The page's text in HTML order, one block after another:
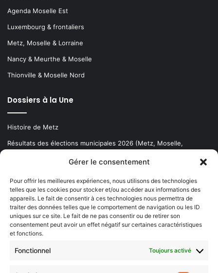
Gérer le consentement
Pour offrir les meilleures expériences, nous utilisons des technologies
telles que les cookies pour stocker et/ou accéder aux informations des
appareils. Le fait de consentir à ces technologies nous permettra de
traiter des données telles que le comportement de navigation ou les ID
uniques sur ce site. Le fait de ne pas consentir ou de retirer son
consentement peut avoir un effet négatif sur certaines caractéristiques
et fonctions.
Fonctionnel Toujours activé
Agenda Moselle Est
Luxembourg & frontaliers
Metz, Moselle & Lorraine
Nancy & Meurthe & Moselle
Thionville & Moselle Nord
Dossiers à la Une
Histoire de Metz
Résultats des élections municipales 2026 (Metz, Moselle,
Newsletter gratuite
Choisissez : matin, soir ou hebdo ?